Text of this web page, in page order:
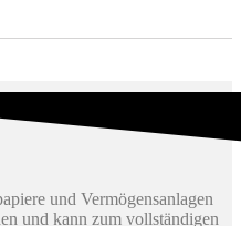
und Vermögensanlagen
und kann zum vollständigen